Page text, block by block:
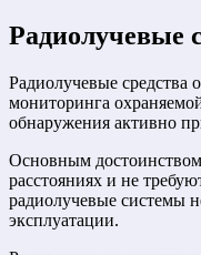
Радиолучевые
Радиолучевые
мониторинга
обнаружения активно
Основным достоинством
расстояниях и не
радиолучевые системы
эксплуатации.